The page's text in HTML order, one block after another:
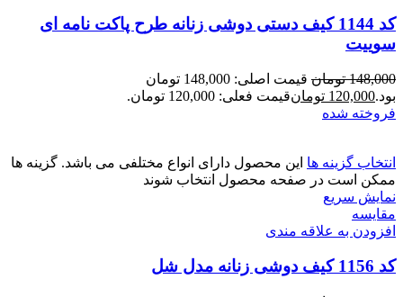
کد 1144 کیف دستی دوشی زنانه طرح پاکت نامه ای
سوییت
148,000 تومان
قیمت اصلی: 148,000 تومان
بود.120,000 تومانقیمت فعلی: 120,000 تومان.
فروخته شده
انتخاب گزینه ها این محصول دارای انواع مختلفی می باشد. گزینه ها
ممکن است در صفحه محصول انتخاب شوند
نمایش سریع
مقايسه
افزودن به علاقه مندی
کد 1156 کیف دوشی زنانه مدل شل